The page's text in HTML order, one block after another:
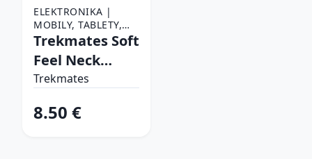
ELEKTRONIKA |
MOBILY, TABLETY,
NOSITEĽNÁ
PRÍSLUŠENSTVO K
MOBILOM | PUZDRÁ,
SKLÁ, FÓLIE |
PUZDRÁ A KRYTY NA
MOBILNÉ TELEFÓNY
Trekmates Soft
Feel Neck
Pouch
Trekmates
8.50 €